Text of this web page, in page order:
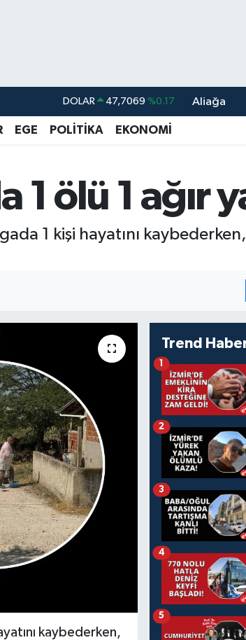
DOLAR 47,7069 %0.17
EURO 55,0265 %0.01
BİST100 13.887 %64
BITCOIN 64.360,53 %-0.76
Aliağa
EGE POLİTİKA EKONOMİ
1 ölü 1 ağır
1 kişi hayatını kaybederken,
kaybederken,
Trend
1
2
3
4
5